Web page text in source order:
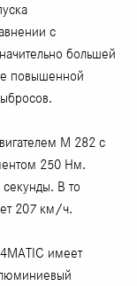
с
большей
повышенной
M 282 с
250 Нм.
В то
207 км/ч.
имеет